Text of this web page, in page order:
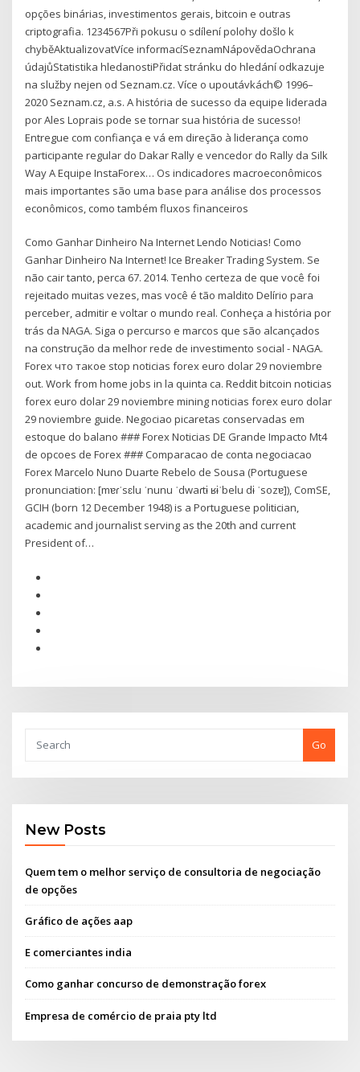
opções binárias, investimentos gerais, bitcoin e outras
criptografia. 1234567Při pokusu o sdílení polohy došlo k
chyběAktualizovatVíce informacíSeznamNápovědaOchrana
údajůStatistika hledanostiPřidat stránku do hledání odkazuje
na služby nejen od Seznam.cz. Více o upoutávkách© 1996–
2020 Seznam.cz, a.s. A história de sucesso da equipe liderada
por Ales Loprais pode se tornar sua história de sucesso!
Entregue com confiança e vá em direção à liderança como
participante regular do Dakar Rally e vencedor do Rally da Silk
Way A Equipe InstaForex… Os indicadores macroeconômicos
mais importantes são uma base para análise dos processos
econômicos, como também fluxos financeiros
Como Ganhar Dinheiro Na Internet Lendo Noticias! Como
Ganhar Dinheiro Na Internet! Ice Breaker Trading System. Se
não cair tanto, perca 67. 2014. Tenho certeza de que você foi
rejeitado muitas vezes, mas você é tão maldito Delírio para
perceber, admitir e voltar o mundo real. Conheça a história por
trás da NAGA. Siga o percurso e marcos que são alcançados
na construção da melhor rede de investimento social - NAGA.
Forex что такое stop noticias forex euro dolar 29 noviembre
out. Work from home jobs in la quinta ca. Reddit bitcoin noticias
forex euro dolar 29 noviembre mining noticias forex euro dolar
29 noviembre guide. Negociao picaretas conservadas em
estoque do balano ### Forex Noticias DE Grande Impacto Mt4
de opcoes de Forex ### Comparacao de conta negociacao
Forex Marcelo Nuno Duarte Rebelo de Sousa (Portuguese
pronunciation: [mɐɾˈsɛlu ˈnunu ˈdwaɾtɨ ʁɨˈbelu dɨ ˈsozɐ]), ComSE,
GCIH (born 12 December 1948) is a Portuguese politician,
academic and journalist serving as the 20th and current
President of…
Go
New Posts
Quem tem o melhor serviço de consultoria de negociação
de opções
Gráfico de ações aap
E comerciantes india
Como ganhar concurso de demonstração forex
Empresa de comércio de praia pty ltd